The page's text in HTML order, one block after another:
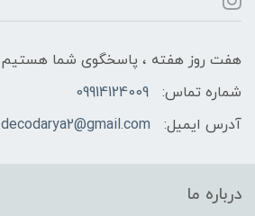
هفت روز هفته ، پاسخگوی شما هستیم
شماره تماس:
09914124009
آدرس ایمیل:
decodarya2@gmail.com
درباره ما